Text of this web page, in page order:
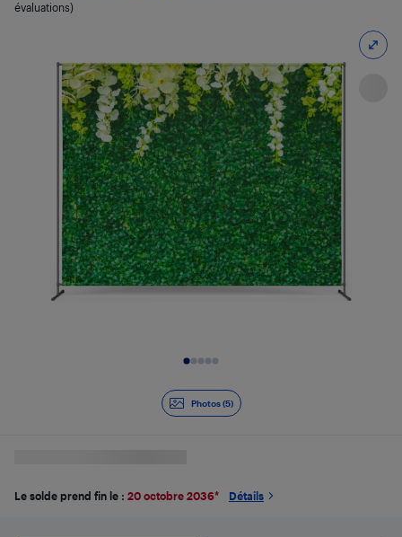
Photos (5)
évaluations)
Le solde prend fin le : 20 octobre 2036* Détails